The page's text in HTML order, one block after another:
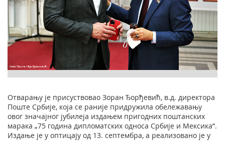
Отварању је присуствовао Зоран Ђорђевић, в.д. директора
Поште Србије, која се раније придружила обележавању
овог значајног јубилеја издањем пригодних поштанских
марака „75 година дипломатских односа Србије и Мексика”.
Издање је у оптицају од 13. септембра, а реализовано је у